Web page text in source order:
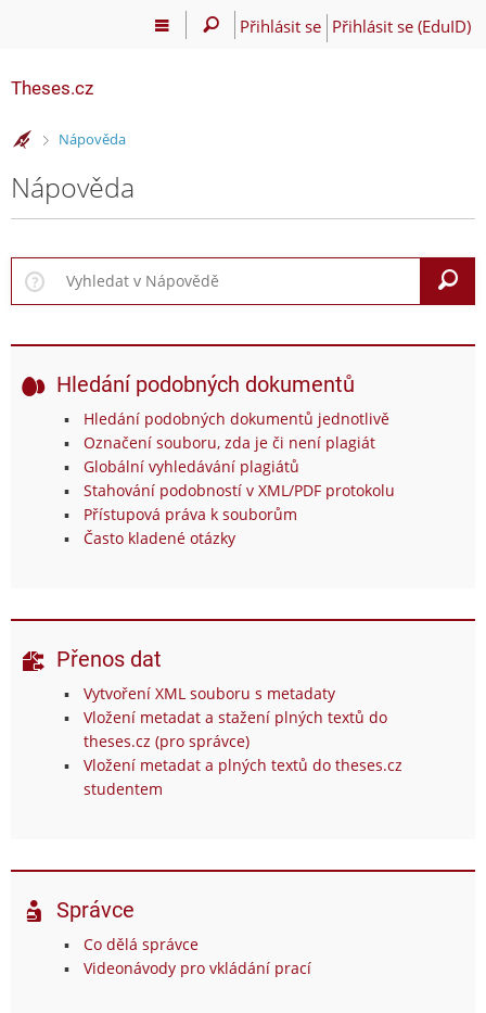
Přihlásit se Přihlásit se (EduID)
Theses.cz
>Nápověda
Nápověda
Hledání podobných dokumentů
Hledání podobných dokumentů jednotlivě
Označení souboru, zda je či není plagiát
Globální vyhledávání plagiátů
Stahování podobností v XML/PDF protokolu
Přístupová práva k souborům
Často kladené otázky
Přenos dat
Vytvoření XML souboru s metadaty
Vložení metadat a stažení plných textů do
theses.cz (pro správce)
Vložení metadat a plných textů do theses.cz
studentem
Správce
Co dělá správce
Videonávody pro vkládání prací